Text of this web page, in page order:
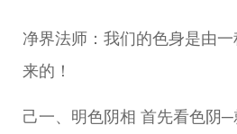
净界法师：我们的色身是由
来的！
己一、明色阴相 首先看色阴